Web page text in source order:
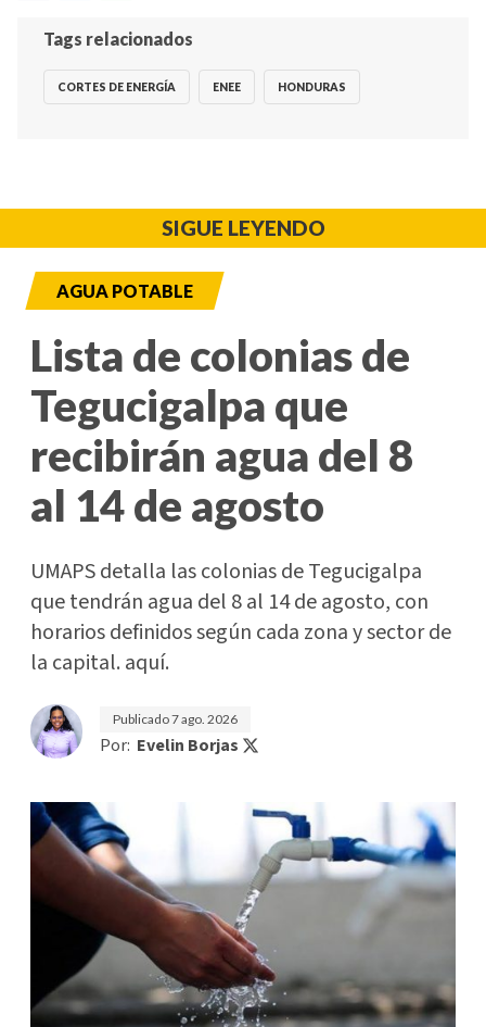
Tags relacionados
CORTES DE ENERGÍA ENEE HONDURAS
SIGUE LEYENDO
AGUA POTABLE
Lista de colonias de
Tegucigalpa que
recibirán agua del 8
al 14 de agosto
UMAPS detalla las colonias de Tegucigalpa
que tendrán agua del 8 al 14 de agosto, con
horarios definidos según cada zona y sector de
la capital. aquí.
Publicado7 ago. 2026
Por: Evelin Borjas